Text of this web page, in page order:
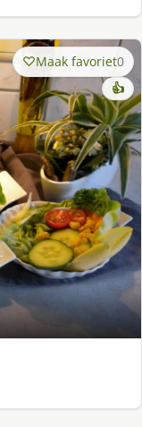
Maak favoriet0
👍